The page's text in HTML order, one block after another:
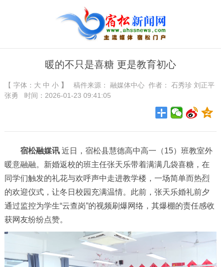
暖的不只是喜糖 更是教育初心
【 字体： 大 中 小】 稿件来源： 融媒体中心作者： 石秀珍 刘正平
张勇 时间：2026-01-23 09:41:05
宿松融媒讯近日，宿松县慧德高中高一（15）班教室外
暖意融融。新婚返校的班主任张天乐带着满满几袋喜糖，在
同学们触发的礼花与欢呼声中走进教学楼，一场简单而热烈
的欢迎仪式，让冬日校园充满温情。此前，张天乐婚礼前夕
通过监控为学生“云查岗”的视频刷爆网络，其爆棚的责任感收
获网友纷纷点赞。